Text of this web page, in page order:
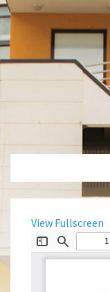
View Fullscreen